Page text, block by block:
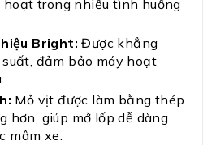
trong nhiều tình huống
Bright: Được khẳng
đảm bảo máy hoạt
Mỏ vịt được làm bằng thép
hơn, giúp mở lốp dễ dàng
mâm xe.